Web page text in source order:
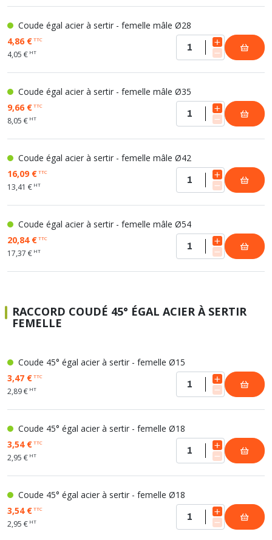
Coude égal acier à sertir - femelle mâle Ø28
4,86 €TTC
4,05 € HT
Coude égal acier à sertir - femelle mâle Ø35
9,66 €TTC
8,05 € HT
Coude égal acier à sertir - femelle mâle Ø42
16,09 €TTC
13,41 € HT
Coude égal acier à sertir - femelle mâle Ø54
20,84 €TTC
17,37 € HT
RACCORD COUDÉ 45° ÉGAL ACIER À SERTIR
FEMELLE
Coude 45° égal acier à sertir - femelle Ø15
3,47 €TTC
2,89 € HT
Coude 45° égal acier à sertir - femelle Ø18
3,54 €TTC
2,95 € HT
Coude 45° égal acier à sertir - femelle Ø18
3,54 €TTC
2,95 € HT